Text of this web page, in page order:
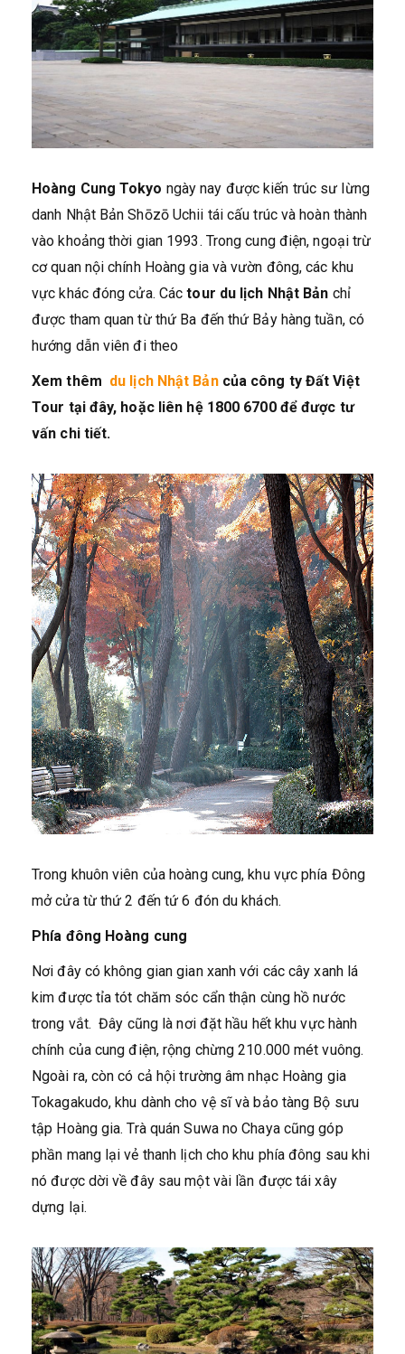
Hoàng Cung Tokyo ngày nay được kiến trúc sư lừng
danh Nhật Bản Shōzō Uchii tái cấu trúc và hoàn thành
vào khoảng thời gian 1993. Trong cung điện, ngoại trừ
cơ quan nội chính Hoàng gia và vườn đông, các khu
vực khác đóng cửa. Cáctour du lịch Nhật Bản chỉ
được tham quan từ thứ Ba đến thứ Bảy hàng tuần, có
hướng dẫn viên đi theo
Xem thêm du lịch Nhật Bảncủa công ty Đất Việt
Tour tại đây, hoặc liên hệ 1800 6700 để được tư
vấn chi tiết.
Trong khuôn viên của hoàng cung, khu vực phía Đông
mở cửa từ thứ 2 đến tứ 6 đón du khách.
Phía đông Hoàng cung
Nơi đây có không gian gian xanh với các cây xanh lá
kim được tỉa tót chăm sóc cẩn thận cùng hồ nước
trong vắt. Đây cũng là nơi đặt hầu hết khu vực hành
chính của cung điện, rộng chừng 210.000 mét vuông.
Ngoài ra, còn có cả hội trường âm nhạc Hoàng gia
Tokagakudo, khu dành cho vệ sĩ và bảo tàng Bộ sưu
tập Hoàng gia. Trà quán Suwa no Chaya cũng góp
phần mang lại vẻ thanh lịch cho khu phía đông sau khi
nó được dời về đây sau một vài lần được tái xây
dựng lại.